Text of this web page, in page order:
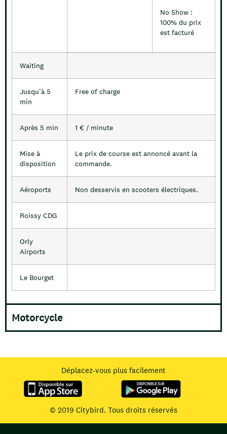
No Show :
100% du prix
est facturé
Waiting
Jusqu’à 5
min
Free of charge
Après 5 min 1 € / minute
Mise à
disposition
Le prix de course est annoncé avant la
commande.
Aéroports Non desservis en scooters électriques.
Roissy CDG
Orly
Airports
Le Bourget
Motorcycle
Déplacez-vous plus facilement
© 2019 Citybird. Tous droits réservés